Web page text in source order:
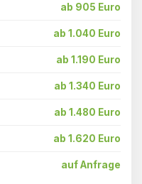
ab 905 Euro
ab 1.040 Euro
ab 1.190 Euro
ab 1.340 Euro
ab 1.480 Euro
ab 1.620 Euro
auf Anfrage